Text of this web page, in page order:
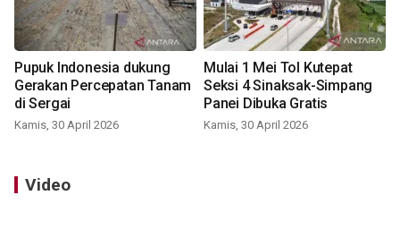
Pupuk Indonesia dukung
Gerakan Percepatan Tanam
di Sergai
Kamis, 30 April 2026
Mulai 1 Mei Tol Kutepat
Seksi 4 Sinaksak-Simpang
Panei Dibuka Gratis
Kamis, 30 April 2026
Video